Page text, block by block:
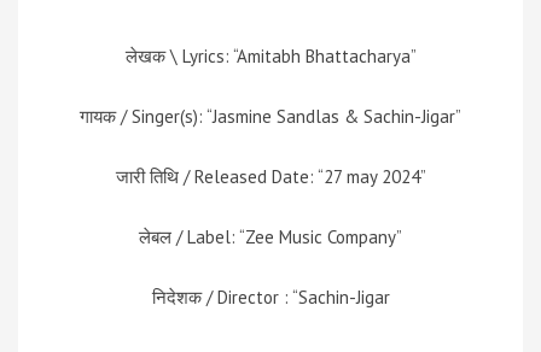
लेखक \ Lyrics: “Amitabh Bhattacharya”
गायक / Singer(s): “Jasmine Sandlas & Sachin-Jigar”
जारी तिथि / Released Date: “27 may 2024”
लेबल / Label: “Zee Music Company”
निदेशक / Director : “Sachin-Jigar